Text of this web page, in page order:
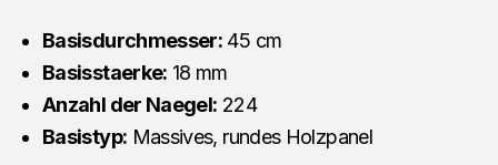
Basisdurchmesser: 45 cm
Basisstaerke: 18 mm
Anzahl der Naegel: 224
Basistyp: Massives, rundes Holzpanel